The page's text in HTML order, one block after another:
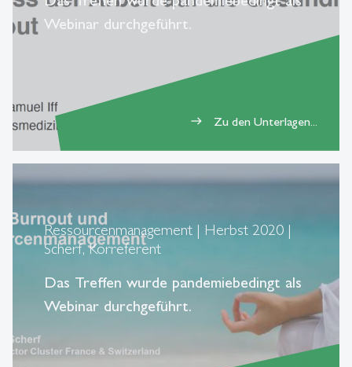
Webinar durchgeführt.
east Zu den Unterlagen...
Ressourcenmanagement | Herbst 2020 |
Scherf, Korreferent
Das Treffen wurde pandemiebedingt als
Webinar durchgeführt.